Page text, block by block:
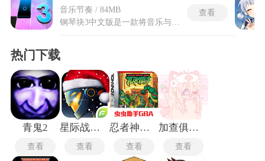
音乐节奏 / 84MB
查看
热门下载
青鬼2
查看
星际战争异形入侵最新版
查看
忍者神龟安卓版
查看
加查俱乐部可爱屋
查看